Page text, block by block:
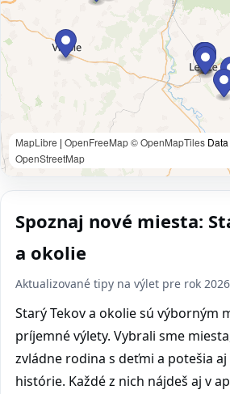
MapLibre | OpenFreeMap© OpenMapTiles
OpenStreetMap
Spoznaj nové miesta:
a okolie
Aktualizované tipy na výlet pre rok
Starý Tekov a okolie sú výborným
príjemné výlety. Vybrali sme
zvládne rodina s deťmi a potešia
histórie. Každé z nich nájdeš aj v